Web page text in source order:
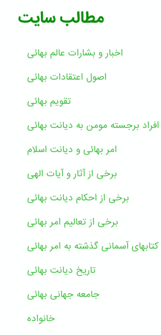
مطالب سایت
اخبار و بشارات عالم بهائى
اصول اعتقادات بهائی
تقویم بهائی
افراد برجسته مومن به دیانت بهائی
امر بهائی و دیانت اسلام
برخی از آثار و آیات الهی
برخی از احکام دیانت بهائی
برخی از تعالیم امر بهائی
آسمانی گذشته به امر بهائی
تاریخ دیانت بهائی
جامعه جهانی بهائی
خانواده